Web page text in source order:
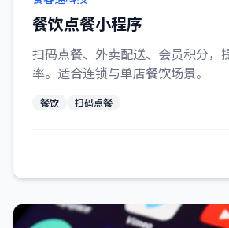
餐饮点餐小程序
扫码点餐、外卖配送、会员积分，
率。适合连锁与单店餐饮场景。
餐饮 扫码点餐